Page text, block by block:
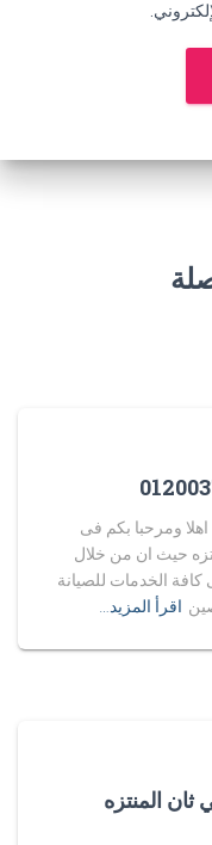
مركز صيانة هاير المنتزه 01200373234 اهلا ومرحبا بكم فى
حيث ان من خلال
الخدمات للصيانة
اقرأ المزيد…
المنتزه